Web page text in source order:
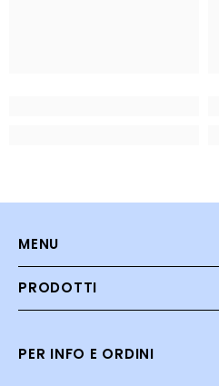
MENU
PRODOTTI
PER INFO E ORDINI